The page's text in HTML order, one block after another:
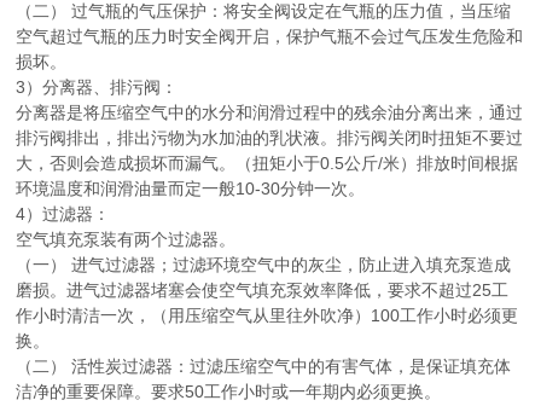
（二） 过气瓶的气压保护：将安全阀设定在气瓶的压力值，当压缩
空气超过气瓶的压力时安全阀开启，保护气瓶不会过气压发生危险和
损坏。
3）分离器、排污阀：
分离器是将压缩空气中的水分和润滑过程中的残余油分离出来，通过
排污阀排出，排出污物为水加油的乳状液。排污阀关闭时扭矩不要过
大，否则会造成损坏而漏气。（扭矩小于0.5公斤/米）排放时间根据
环境温度和润滑油量而定一般10-30分钟一次。
4）过滤器：
空气填充泵装有两个过滤器。
（一） 进气过滤器；过滤环境空气中的灰尘，防止进入填充泵造成
磨损。进气过滤器堵塞会使空气填充泵效率降低，要求不超过25工
作小时清洁一次，（用压缩空气从里往外吹净）100工作小时必须更
换。
（二） 活性炭过滤器：过滤压缩空气中的有害气体，是保证填充体
洁净的重要保障。要求50工作小时或一年期内必须更换。